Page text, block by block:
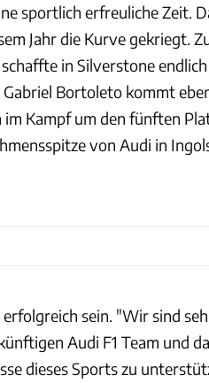
sportlich erfreuliche Zeit.
Jahr die Kurve gekriegt.
in Silverstone
Bortoleto kommt
Kampf um den fünften
von Audi in
sein. "Wir sind
Audi F1 Team und
dieses Sports zu